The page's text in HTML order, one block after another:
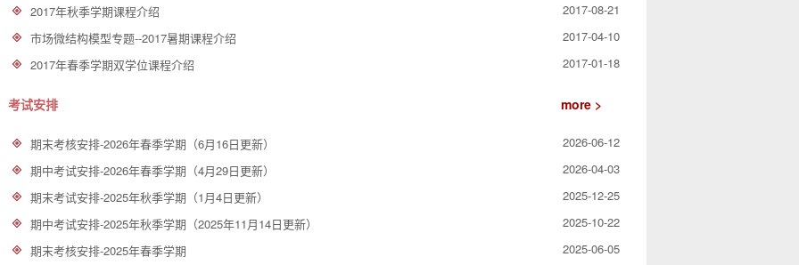
2017年秋季学期课程介绍
2017-08-21
市场微结构模型专题--2017暑期课程介绍
2017-04-10
2017年春季学期双学位课程介绍
2017-01-18
考试安排 more >
期末考核安排-2026年春季学期（6月16日更新）
2026-06-12
期中考试安排-2026年春季学期（4月29日更新）
2026-04-03
期末考试安排-2025年秋季学期（1月4日更新）
2025-12-25
期中考试安排-2025年秋季学期（2025年11月14日更新）
2025-10-22
期末考核安排-2025年春季学期
2025-06-05